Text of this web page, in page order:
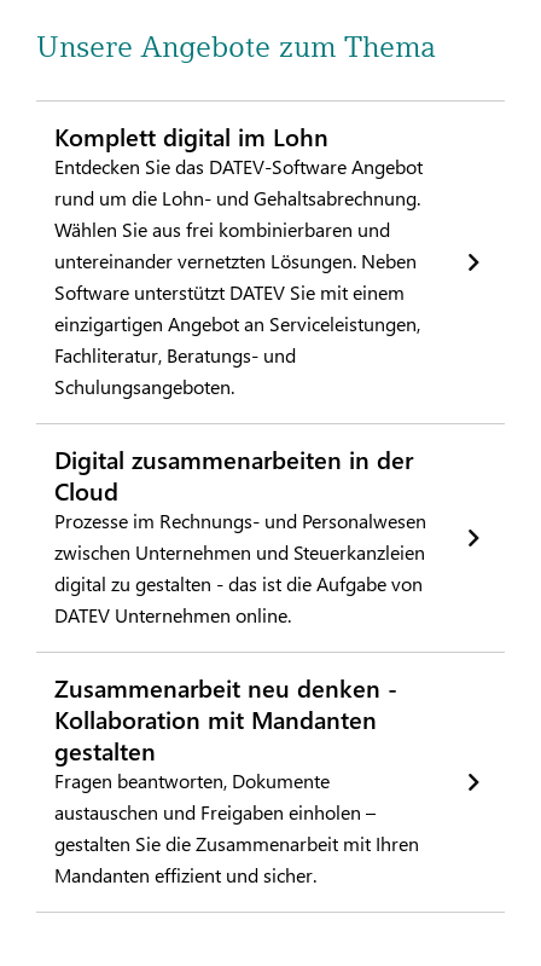
Unsere Angebote zum Thema
Komplett digital im Lohn
Entdecken Sie das DATEV-Software Angebot
rund um die Lohn- und Gehaltsabrechnung.
Wählen Sie aus frei kombinierbaren und
untereinander vernetzten Lösungen. Neben
Software unterstützt DATEV Sie mit einem
einzigartigen Angebot an Serviceleistungen,
Fachliteratur, Beratungs- und
Schulungsangeboten.
Digital zusammenarbeiten in der
Cloud
Prozesse im Rechnungs- und Personalwesen
zwischen Unternehmen und Steuerkanzleien
digital zu gestalten - das ist die Aufgabe von
DATEV Unternehmen online.
Zusammenarbeit neu denken -
Kollaboration mit Mandanten
gestalten
Fragen beantworten, Dokumente
austauschen und Freigaben einholen –
gestalten Sie die Zusammenarbeit mit Ihren
Mandanten effizient und sicher.